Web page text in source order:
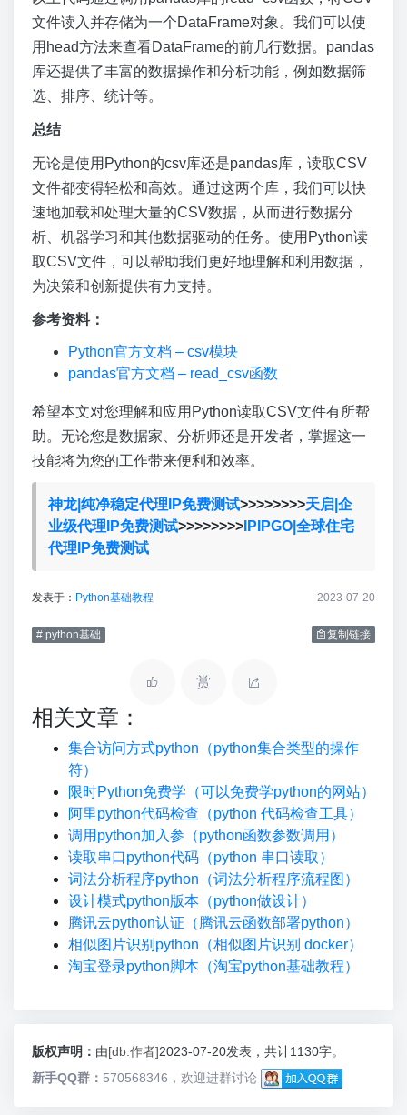
文件读入并存储为一个DataFrame对象。我们可以使
用head方法来查看DataFrame的前几行数据。pandas
库还提供了丰富的数据操作和分析功能，例如数据筛
选、排序、统计等。
总结
无论是使用Python的csv库还是pandas库，读取CSV
文件都变得轻松和高效。通过这两个库，我们可以快
速地加载和处理大量的CSV数据，从而进行数据分
析、机器学习和其他数据驱动的任务。使用Python读
取CSV文件，可以帮助我们更好地理解和利用数据，
为决策和创新提供有力支持。
参考资料：
Python官方文档 – csv模块
pandas官方文档 – read_csv函数
希望本文对您理解和应用Python读取CSV文件有所帮
助。无论您是数据家、分析师还是开发者，掌握这一
技能将为您的工作带来便利和效率。
神龙|纯净稳定代理IP免费测试>>>>>>>>天启|企
业级代理IP免费测试>>>>>>>>IPIPGO|全球住宅
代理IP免费测试
发表于： Python基础教程 2023-07-20
# python基础 复制链接
赏
相关文章：
集合访问方式python（python集合类型的操作
符）
限时Python免费学（可以免费学python的网站）
阿里python代码检查（python 代码检查工具）
调用python加入参（python函数参数调用）
读取串口python代码（python 串口读取）
词法分析程序python（词法分析程序流程图）
设计模式python版本（python做设计）
腾讯云python认证（腾讯云函数部署python）
相似图片识别python（相似图片识别 docker）
淘宝登录python脚本（淘宝python基础教程）
版权声明： 由[db:作者]2023-07-20发表，共计1130字。
新手QQ群： 570568346，欢迎进群讨论